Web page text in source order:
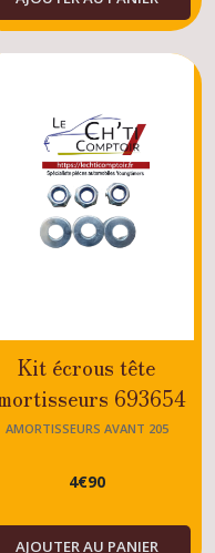
Kit écrous tête
693654
Peugeot 205 GTI -
DTURBO - GT -
ESSENCE -
AMORTISSEURS AVANT 205
4€90
AJOUTER AU PANIER